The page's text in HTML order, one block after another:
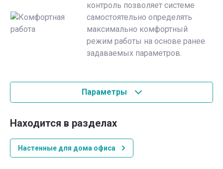
контроль позволяет системе
самостоятельно определять
максимально комфортный
режим работы на основе ранее
задаваемых параметров.
Параметры
Находится в разделах
Настенные для дома офиса